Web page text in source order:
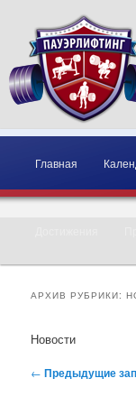
Главное меню
Перейти к
Перейти к
Главная
АРХИВ РУБРИКИ:
Новости
Навигация по
← Предыдущие